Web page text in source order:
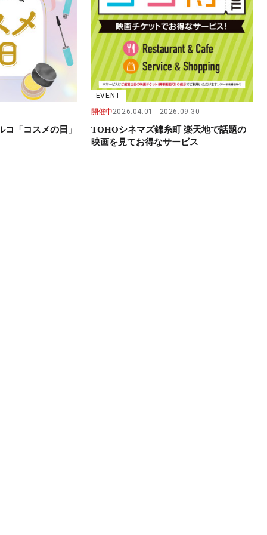
「コスメの日」
EVENT
開催中2026.04.01 2026.09.30
TOHOシネマズ錦糸町 楽天地で話題の
映画を見てお得なサービス